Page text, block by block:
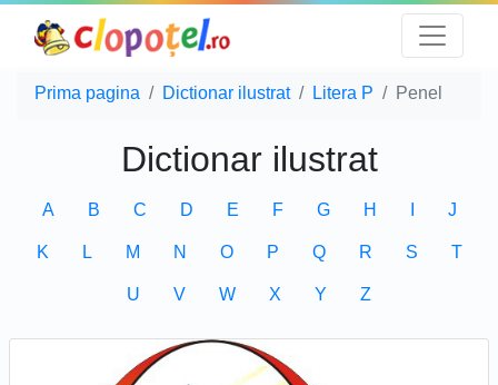
Prima pagina Dictionar ilustrat Litera P Penel
Dictionar ilustrat
A B C D E F G H J
K L M N O P Q R S T
U V W X Y Z